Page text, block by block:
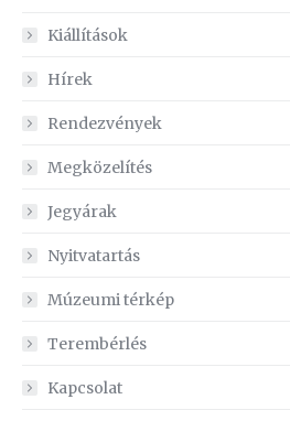
Kiállítások
Hírek
Rendezvények
Megközelítés
Jegyárak
Nyitvatartás
Múzeumi térkép
Terembérlés
Kapcsolat